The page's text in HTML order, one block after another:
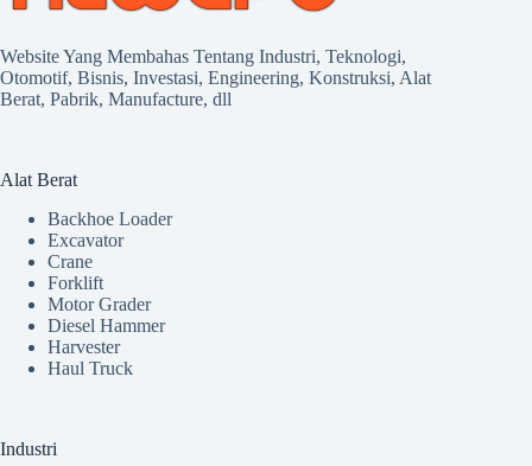
Website Yang Membahas Tentang Industri, Teknologi,
Otomotif, Bisnis, Investasi, Engineering, Konstruksi, Alat
Berat, Pabrik, Manufacture, dll
Alat Berat
Backhoe Loader
Excavator
Crane
Forklift
Motor Grader
Diesel Hammer
Harvester
Haul Truck
Industri